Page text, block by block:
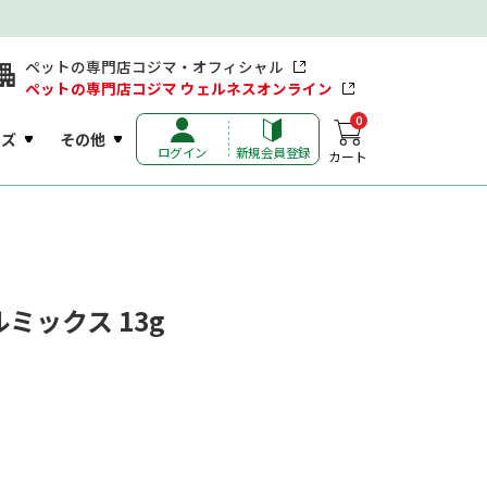
ペットの専門店コジマ・オフィシャル
ペットの専門店コジマ ウェルネスオンライン
その他
ログイン 新規会員登録
0
カート
ミックス 13g